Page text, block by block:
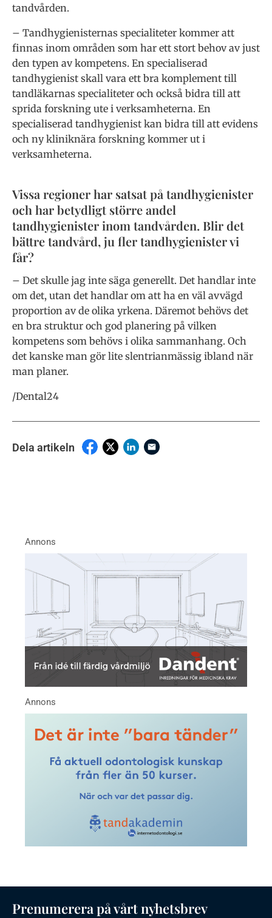
tandvården.
– Tandhygienisternas specialiteter kommer att
finnas inom områden som har ett stort behov av just
den typen av kompetens. En specialiserad
tandhygienist skall vara ett bra komplement till
tandläkarnas specialiteter och också bidra till att
sprida forskning ute i verksamheterna. En
specialiserad tandhygienist kan bidra till att evidens
och ny kliniknära forskning kommer ut i
verksamheterna.
Vissa regioner har satsat på tandhygienister
och har betydligt större andel
tandhygienister inom tandvården. Blir det
bättre tandvård, ju fler tandhygienister vi
får?
– Det skulle jag inte säga generellt. Det handlar inte
om det, utan det handlar om att ha en väl avvägd
proportion av de olika yrkena. Däremot behövs det
en bra struktur och god planering på vilken
kompetens som behövs i olika sammanhang. Och
det kanske man gör lite slentrianmässig ibland när
man planer.
/Dental24
Dela artikeln
Prenumerera på vårt nyhetsbrev